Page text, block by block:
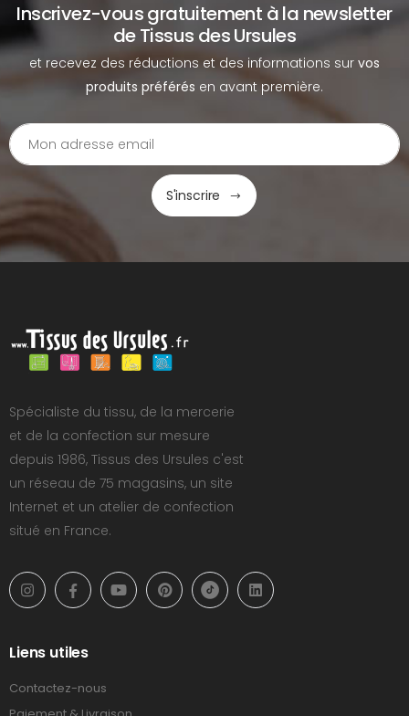
Inscrivez-vous gratuitement à la newsletter
de Tissus des Ursules
et recevez des réductions et des informations sur vos
produits préférés en avant première.
S'inscrire
Spécialiste du tissu, de la mercerie
et de la confection sur mesure
depuis 1986, Tissus des Ursules c'est
un réseau de 75 magasins, un site
Internet et un atelier de confection
situé en France.
Liens utiles
Contactez-nous